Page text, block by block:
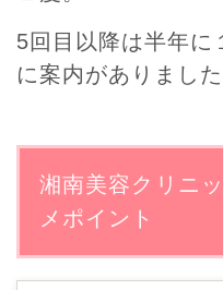
5回目以降は半年に
に案内がありました
湘南美容クリニ
メポイント